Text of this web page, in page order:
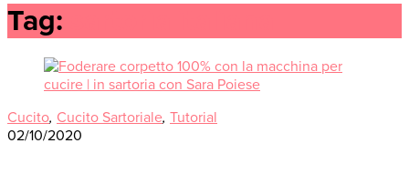
Tag:
Cucito, Cucito Sartoriale, Tutorial
02/10/2020